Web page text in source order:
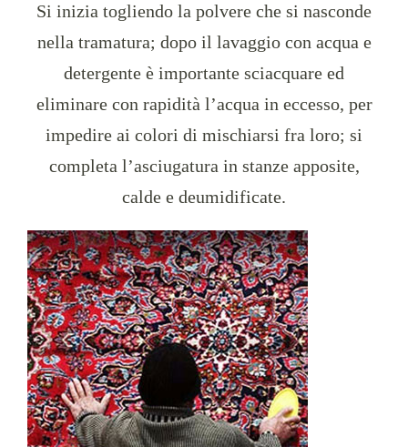
Si inizia togliendo la polvere che si nasconde
nella tramatura; dopo il lavaggio con acqua e
detergente è importante sciacquare ed
eliminare con rapidità l’acqua in eccesso, per
impedire ai colori di mischiarsi fra loro; si
completa l’asciugatura in stanze apposite,
calde e deumidificate.